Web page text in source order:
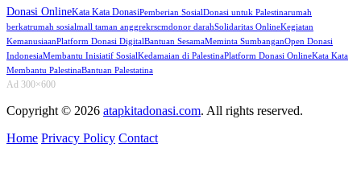
Donasi OnlineKata Kata DonasiPemberian SosialDonasi untuk Palestinarumah
berkatrumah sosialmall taman anggrekrscmdonor darahSolidaritas OnlineKegiatan
KemanusiaanPlatform Donasi DigitalBantuan SesamaMeminta SumbanganOpen Donasi
IndonesiaMembantu Inisiatif SosialKedamaian di PalestinaPlatform Donasi OnlineKata Kata
Membantu PalestinaBantuan Palestatina
Ad 300×600
Copyright © 2026 atapkitadonasi.com. All rights reserved.
Home Privacy Policy Contact